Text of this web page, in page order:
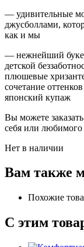
— удивительные
джусболлами,
как и мы
— нежнейший
детской
плюшевые
сочетание
японский купаж
Вы можете
себя или любимого
Нет в наличии
Вам также
Похожие
С этим